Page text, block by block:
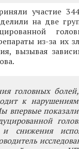
участие
на две
из-за их
вызывая
головных
к
впервые
снижения